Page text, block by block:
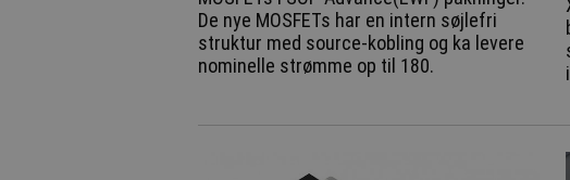
De nye MOSFETs har en intern søjlefri
struktur med source-kobling og ka levere
nominelle strømme op til 180.